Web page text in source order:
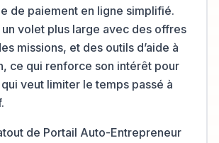
de paiement en ligne simplifié.
un volet plus large avec des offres
missions, et des outils d’aide à
ce qui renforce son intérêt pour
veut limiter le temps passé à
de Portail Auto-Entrepreneur